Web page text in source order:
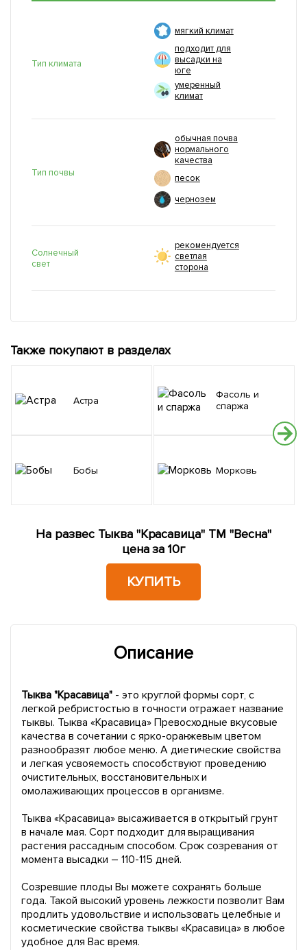
Тип климата
мягкий климат
подходит для
высадки на
юге
умеренный
климат
Тип почвы
обычная почва
нормального
качества
песок
чернозем
Солнечный
свет
рекомендуется
светлая
сторона
Также покупают в разделах
Астра
Бобы
Фасоль и
спаржа
Морковь
На развес Тыква "Красавица" ТМ "Весна"
цена за 10г
КУПИТЬ
Описание
Тыква "Красавица" - это круглой формы сорт, с
легкой ребристостью в точности отражает название
тыквы. Тыква «Красавица» Превосходные вкусовые
качества в сочетании с ярко-оранжевым цветом
разнообразят любое меню. А диетические свойства
и легкая усвояемость способствуют проведению
очистительных, восстановительных и
омолаживающих процессов в организме.
Тыква «Красавица» высаживается в открытый грунт
в начале мая. Сорт подходит для выращивания
растения рассадным способом. Срок созревания от
момента высадки – 110-115 дней.
Созревшие плоды Вы можете сохранять больше
года. Такой высокий уровень лежкости позволит Вам
продлить удовольствие и использовать целебные и
косметические свойства тыквы «Красавица» в любое
удобное для Вас время.